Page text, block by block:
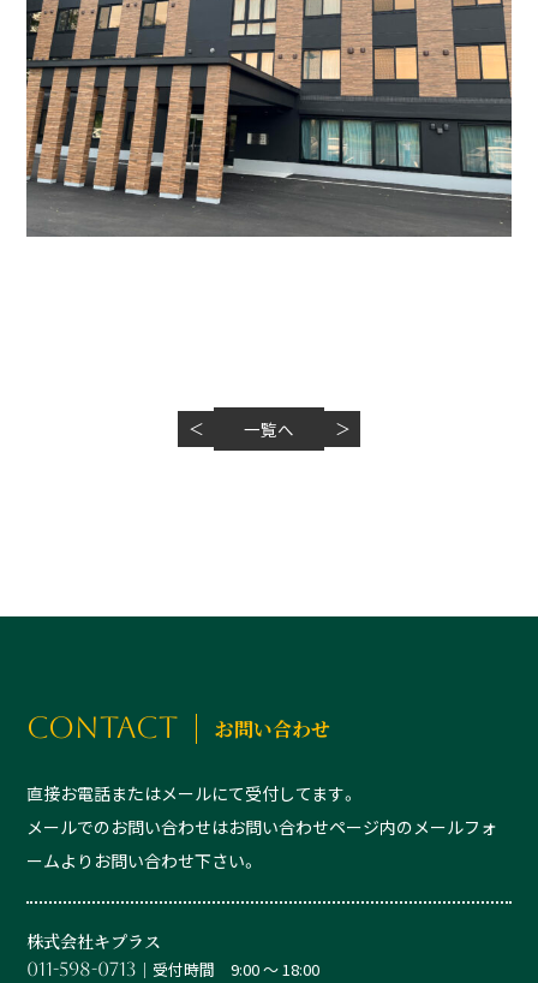
＜ 一覧へ ＞
CONTACT お問い合わせ
直接お電話またはメールにて受付してます。
メールでのお問い合わせはお問い合わせページ内のメールフォ
ームよりお問い合わせ下さい。
株式会社キプラス
011-598-0713 │受付時間 9:00 ～ 18:00